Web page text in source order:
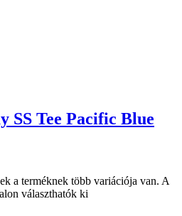
SS Tee Pacific Blue
a terméknek több variációja van. A
választhatók ki